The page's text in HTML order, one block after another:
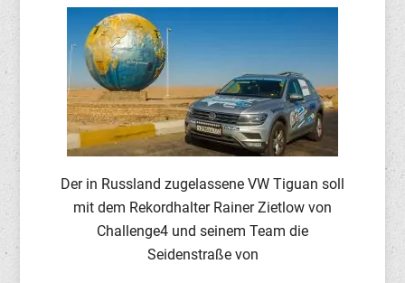
Der in Russland zugelassene VW Tiguan soll
mit dem Rekordhalter Rainer Zietlow von
Challenge4 und seinem Team die
Seidenstraße von